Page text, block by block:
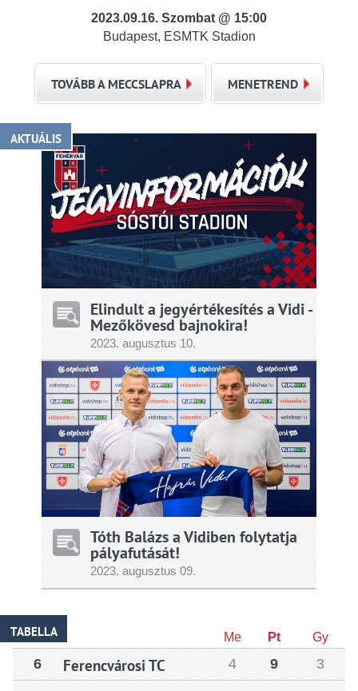
2023.09.16. Szombat @ 15:00
Budapest, ESMTK Stadion
TOVÁBB A MECCSLAPRA MENETREND
AKTUÁLIS
Elindult a jegyértékesítés a Vidi -
Mezőkövesd bajnokira!
2023.augusztus 10.
Tóth Balázs a Vidiben folytatja
pályafutását!
2023.augusztus 09.
TABELLA Me Pt Gy
6 Ferencvárosi TC 4 9
3